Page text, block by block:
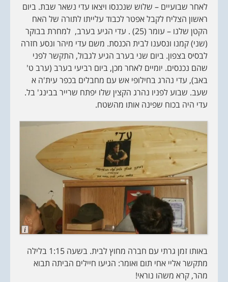
לאחר שבועיים – שלוש שנכנסו ויצאו עדי נשאר שבת. ביום
ראשון הצליח לקבל אפטר לכבוד עלייתו לתורה של האח
הקטן שלנו – עומר (25) . עדי הגיע בערב, למחרת בבוקר
(שני) קמנו ונסענו לבית הכנסת. משם עדי מיהר ונסע חזרה
לבסיס בצפון. ביום שני בערב הגיע לגבול, התקשר לפני
שהם נכנסים. יומיים לאחר מכן, ביום רביעי בערב (ערב ט'
באב), עדי נהרג בחילופי אש עם מחבלים בכפר עית'ה א
שעב. שבוע לפניו נהרג הקצין שלו יפתח שרייר בבינג' בל.
עדי היה בכוח שפינה אותו מהשטח.
L
o
באותו זמן גרתי עם חברה מחוץ לבית. בשעה 1:15 בלילה
מתקשר אליי אחי תום ואומר: הגיעו חיילים הביתה תבוא
מהר, קרא משהו נוראי!